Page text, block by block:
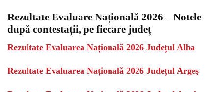
Rezultate Evaluare Națională 2026 – Notele
după contestații, pe fiecare județ
Rezultate Evaluarea Națională 2026 Județul Alba
Rezultate Evaluarea Națională 2026 Județul Argeş